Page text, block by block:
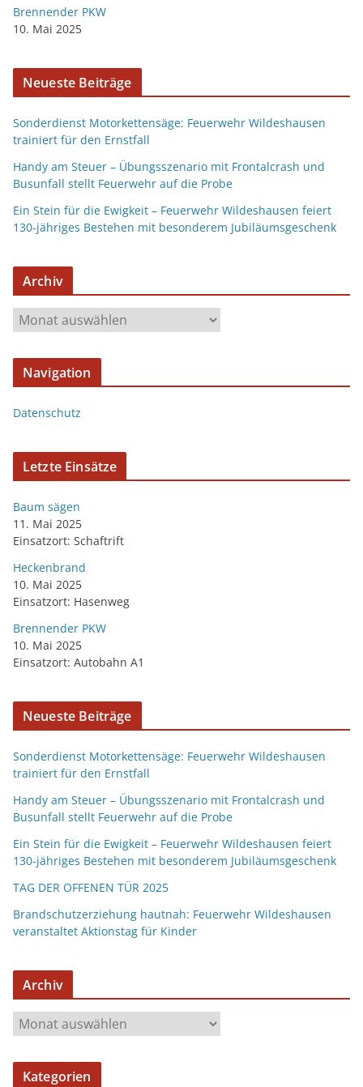
Brennender PKW
10. Mai 2025
Neueste Beiträge
Sonderdienst Motorkettensäge: Feuerwehr Wildeshausen
trainiert für den Ernstfall
Handy am Steuer – Übungsszenario mit Frontalcrash und
Busunfall stellt Feuerwehr auf die Probe
Ein Stein für die Ewigkeit – Feuerwehr Wildeshausen feiert
130-jähriges Bestehen mit besonderem Jubiläumsgeschenk
Archiv
Navigation
Datenschutz
Letzte Einsätze
Baum sägen
11. Mai 2025
Einsatzort: Schaftrift
Heckenbrand
10. Mai 2025
Einsatzort: Hasenweg
Brennender PKW
10. Mai 2025
Einsatzort: Autobahn A1
Neueste Beiträge
Sonderdienst Motorkettensäge: Feuerwehr Wildeshausen
trainiert für den Ernstfall
Handy am Steuer – Übungsszenario mit Frontalcrash und
Busunfall stellt Feuerwehr auf die Probe
Ein Stein für die Ewigkeit – Feuerwehr Wildeshausen feiert
130-jähriges Bestehen mit besonderem Jubiläumsgeschenk
TAG DER OFFENEN TÜR 2025
Brandschutzerziehung hautnah: Feuerwehr Wildeshausen
veranstaltet Aktionstag für Kinder
Archiv
Kategorien